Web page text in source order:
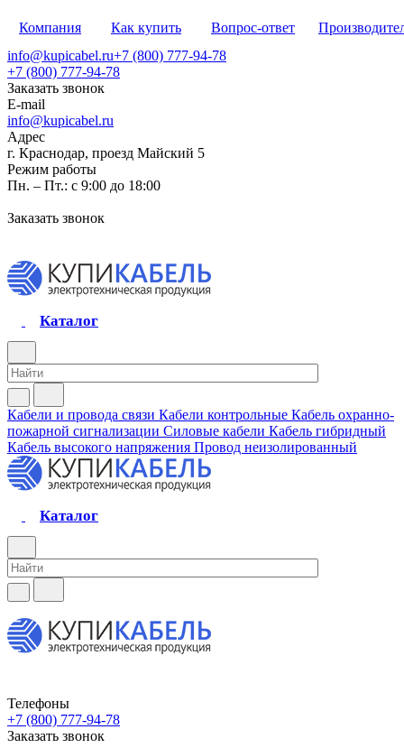
Компания Как купить Вопрос-ответ
info@kupicabel.ru+7 (800) 777-94-78
+7 (800) 777-94-78
Заказать звонок
E-mail
info@kupicabel.ru
Адрес
г. Краснодар, проезд Майский 5
Режим работы
Пн. – Пт.: с 9:00 до 18:00
Заказать звонок
Каталог
Кабели и провода связи Кабели контрольные Кабель охранно-
пожарной сигнализации Силовые кабели Кабель гибридный
Кабель высокого напряжения Провод неизолированный
Каталог
Телефоны
+7 (800) 777-94-78
Заказать звонок